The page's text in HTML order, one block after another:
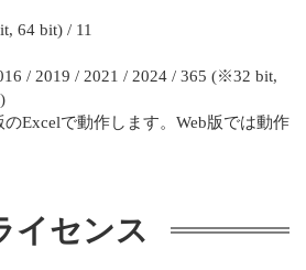
64 bit) / 11
/ 2019 / 2021 / 2024 / 365 (※32 bit,
Excelで動作します。Web版では動作
イセンス